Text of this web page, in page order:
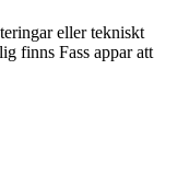
eller tekniskt
finns Fass appar att